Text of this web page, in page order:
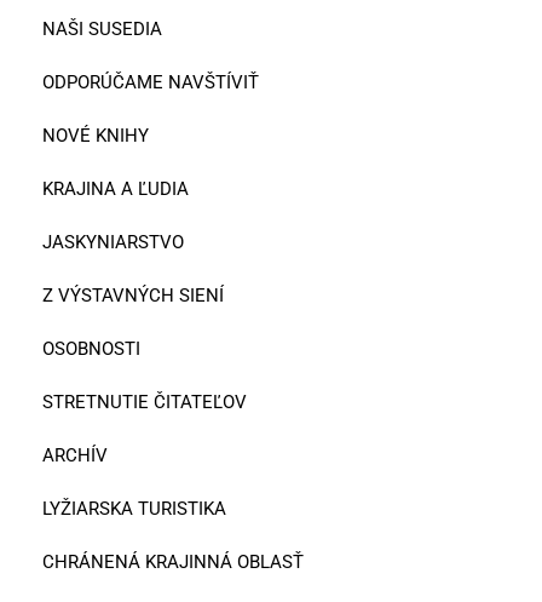
NAŠI SUSEDIA
ODPORÚČAME NAVŠTÍVIŤ
NOVÉ KNIHY
KRAJINA A ĽUDIA
JASKYNIARSTVO
Z VÝSTAVNÝCH SIENÍ
OSOBNOSTI
STRETNUTIE ČITATEĽOV
ARCHÍV
LYŽIARSKA TURISTIKA
CHRÁNENÁ KRAJINNÁ OBLASŤ